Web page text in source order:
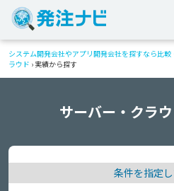
システム開発会社やアプリ開発会社を探すなら比較
ラウド › 実績から探す
サーバー・クラ
条件を指定